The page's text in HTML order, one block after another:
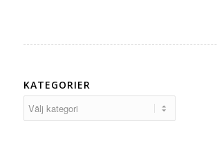
KATEGORIER